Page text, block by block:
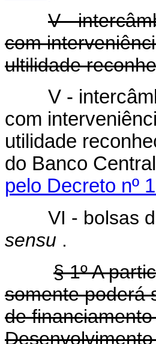
V -
com
ultilidade
V -
com
utilidade
do Banco
pelo Decreto nº
VI - bolsas
sensu .
§ 1º A
somente poderá
de